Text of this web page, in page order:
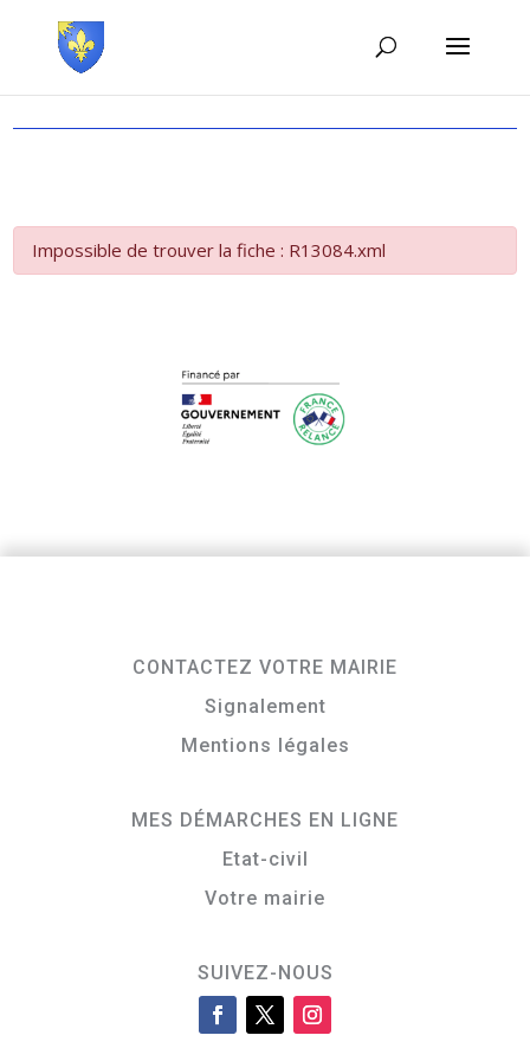
Impossible de trouver la fiche : R13084.xml
CONTACTEZ VOTRE MAIRIE
Signalement
Mentions légales
MES DÉMARCHES EN LIGNE
Etat-civil
Votre mairie
SUIVEZ-NOUS